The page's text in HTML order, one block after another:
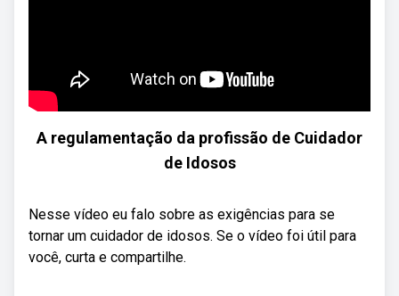
A regulamentação da profissão de Cuidador
de Idosos
Nesse vídeo eu falo sobre as exigências para se
tornar um cuidador de idosos. Se o vídeo foi útil para
você, curta e compartilhe.